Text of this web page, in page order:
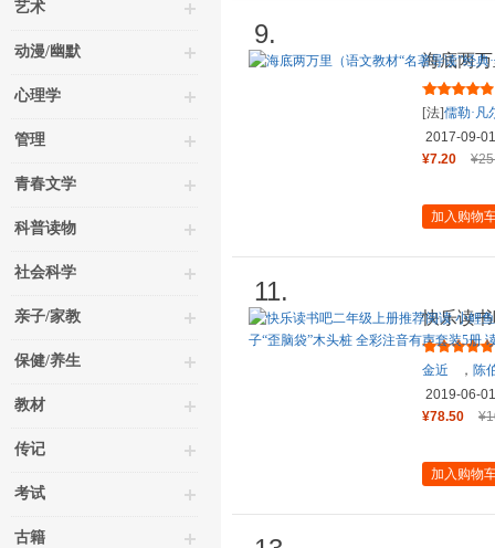
艺术
动漫/幽默
心理学
管理
青春文学
科普读物
社会科学
亲子/家教
保健/养生
教材
传记
考试
古籍
9.
海底两
年级下
[法]儒勒·凡
2017-09-01
¥7.20
加入购物
11.
快乐读
龙门 一
金近 ， 陈
2019-06-01
¥78.50
加入购物